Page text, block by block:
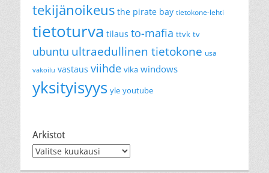
tekijänoikeus the pirate bay tietokone-lehti
tietoturva tilaus to-mafia ttvk tv
ubuntu ultraedullinen tietokone usa
vakoilu vastaus viihde vika windows
yksityisyys yle youtube
Arkistot
Arkistot